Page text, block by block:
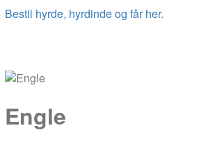
Bestil hyrde, hyrdinde og får her.
Engle